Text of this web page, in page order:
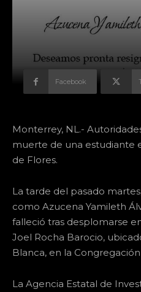
Facebook
Monterrey, NL.-
muerte de una estudiante
de Flores.
La tarde del pasado
como Azucena Yamileth
falleció tras desplomarse
Joel Rocha Barocio,
Blanca, en la
La Agencia Estatal de